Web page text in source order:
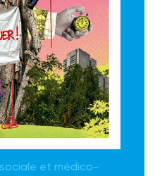
et médico-